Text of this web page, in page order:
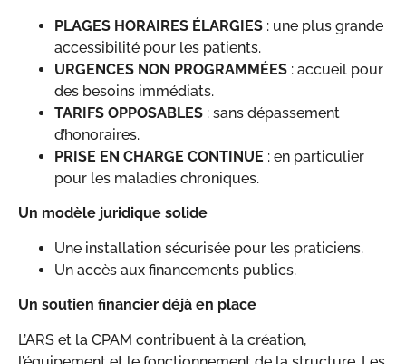
PLAGES HORAIRES ÉLARGIES : une plus grande
accessibilité pour les patients.
URGENCES NON PROGRAMMÉES : accueil pour
des besoins immédiats.
TARIFS OPPOSABLES : sans dépassement
d’honoraires.
PRISE EN CHARGE CONTINUE : en particulier
pour les maladies chroniques.
Un modèle juridique solide
Une installation sécurisée pour les praticiens.
Un accès aux financements publics.
Un soutien financier déjà en place
L’ARS et la CPAM contribuent à la création,